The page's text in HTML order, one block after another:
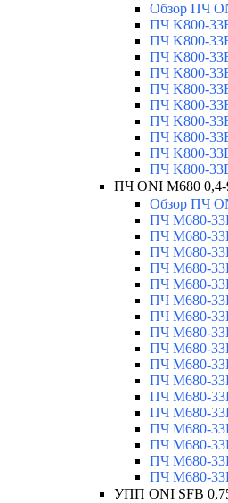
Обзор ПЧ
ПЧ K800-
ПЧ K800-
ПЧ K800-
ПЧ K800-
ПЧ K800-
ПЧ K800-
ПЧ K800-
ПЧ K800-
ПЧ K800-
ПЧ K800-
ПЧ ONI M680 0,4-
Обзор ПЧ
ПЧ M680-
ПЧ M680-
ПЧ M680-
ПЧ M680-
ПЧ M680-
ПЧ M680-
ПЧ M680-
ПЧ M680-
ПЧ M680-
ПЧ M680-
ПЧ M680-
ПЧ M680-
ПЧ M680-
ПЧ M680-
ПЧ M680-
ПЧ M680-
ПЧ M680-
УПП ONI SFB